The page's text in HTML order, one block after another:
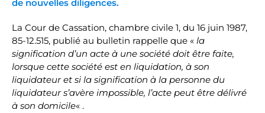
de nouvelles diligences.
La Cour de Cassation, chambre civile 1, du 16 juin 1987,
85-12.515, publié au bulletin rappelle que « la
signification d’un acte à une société doit être faite,
lorsque cette société est en liquidation, à son
liquidateur et si la signification à la personne du
liquidateur s’avère impossible, l’acte peut être délivré
à son domicile« .